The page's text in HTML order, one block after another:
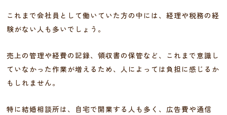
これまで会社員として働いていた方の中には、経理や税務の経
験がない人も多いでしょう。
売上の管理や経費の記録、領収書の保管など、これまで意識し
ていなかった作業が増えるため、人によっては負担に感じるか
もしれません。
特に結婚相談所は、自宅で開業する人も多く、広告費や通信